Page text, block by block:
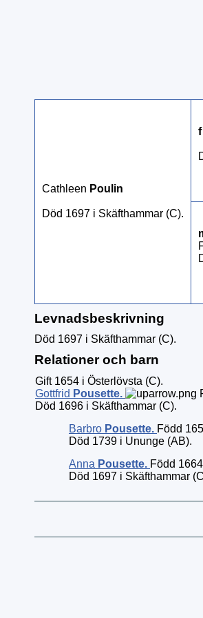
Cathleen Poulin
Död 1697 i Skäfthammar (C).
f
Levnadsbeskrivning
Död 1697 i Skäfthammar (C).
Relationer och barn
Gift 1654 i Österlövsta (C).
Gottfrid Pousette.
Död 1696 i Skäfthammar (C).
Barbro Pousette. Född
Död 1739 i Ununge (AB).
Anna Pousette. Född
Död 1697 i Skäfthammar